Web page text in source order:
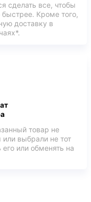
сделать все, чтобы
Кроме того,
доставку в
товар не
выбрали не тот
или обменять на